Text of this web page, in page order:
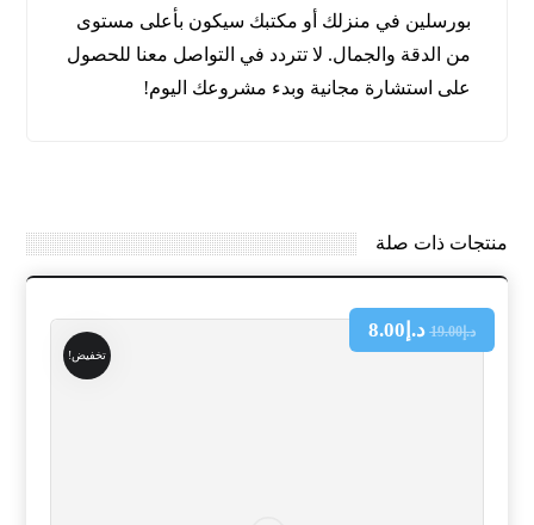
بورسلين في منزلك أو مكتبك سيكون بأعلى مستوى
من الدقة والجمال. لا تتردد في التواصل معنا للحصول
على استشارة مجانية وبدء مشروعك اليوم!
منتجات ذات صلة
تخفيض!
د.إ19.00 د.إ 8.00